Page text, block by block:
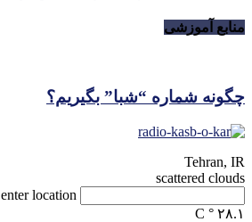
منابع آموزشی
چگونه شماره “شبا” بگیریم؟
Tehran, IR
scattered clouds
enter location
۲۸.۱ °
C